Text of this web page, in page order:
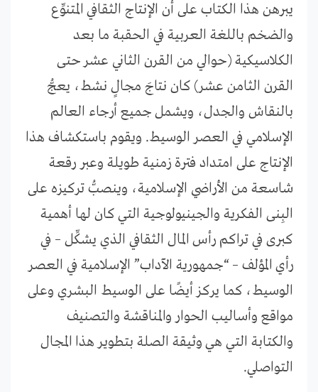
يبرهن هذا الكتاب على أن الإنتاج الثقافي المتنوِّع
والضخم باللغة العربية في الحقبة ما بعد
الكلاسيكية (حوالي من القرن الثاني عشر حتى
القرن الثامن عشر) كان نتاجَ مجالٍ نشط، يعجُّ
بالنقاش والجدل، ويشمل جميع أرجاء العالم
الإسلامي في العصر الوسيط. ويقوم باستكشاف هذا
الإنتاج على امتداد فترة زمنية طويلة وعبر رقعة
شاسعة من الأراضي الإسلامية، وينصبُّ تركيزه على
البِنى الفكرية والجينيولوجية التي كان لها أهمية
كبرى في تراكم رأس المال الثقافي الذي يشكِّل – في
رأي المؤلف – “جمهورية الآداب” الإسلامية في العصر
الوسيط، كما يركز أيضًا على الوسيط البشري وعلى
مواقع وأساليب الحوار والمناقشة والتصنيف
والكتابة التي هي وثيقة الصلة بتطوير هذا المجال
التواصلي.